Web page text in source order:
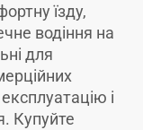
їзду,
водіння на
для
і
Купуйте